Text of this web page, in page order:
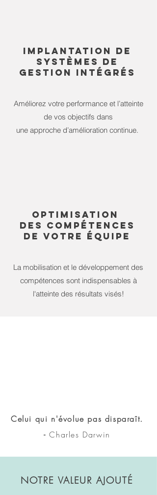
Implantation de
sYSTÈMES de
gestion intégrés
Améliorez votre performance et l’atteinte
de vos objectifs dans
une approche d’amélioration continue.
optimisation
DES COMPÉTENCES
DE VOtre ÉQUIPE
La mobilisation et le développement des
compétences sont indispensables à
l'atteinte des résultats visés!
Celui qui n'évolue pas disparaît.
-Charles Darwin
NOTRE VALEUR AJOUTÉ